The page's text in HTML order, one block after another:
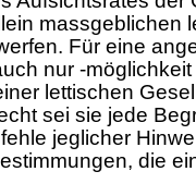
massgeblichen
Für eine
nur -
lettischen
sei sie jede
jeglicher
die